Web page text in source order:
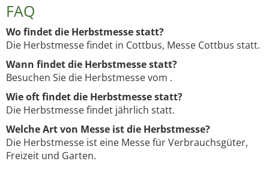
FAQ
Wo findet die Herbstmesse statt?
Die Herbstmesse findet in Cottbus, Messe Cottbus statt.
Wann findet die Herbstmesse statt?
Besuchen Sie die Herbstmesse vom .
Wie oft findet die Herbstmesse statt?
Die Herbstmesse findet jährlich statt.
Welche Art von Messe ist die Herbstmesse?
Die Herbstmesse ist eine Messe für Verbrauchsgüter,
Freizeit und Garten.